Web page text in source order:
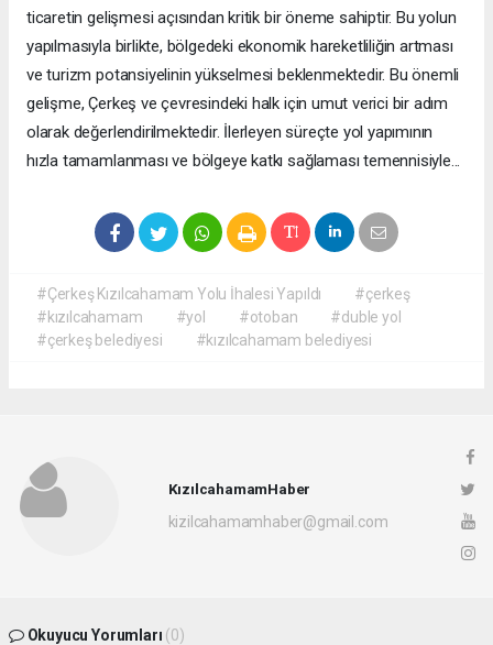
ticaretin gelişmesi açısından kritik bir öneme sahiptir. Bu yolun
yapılmasıyla birlikte, bölgedeki ekonomik hareketliliğin artması
ve turizm potansiyelinin yükselmesi beklenmektedir. Bu önemli
gelişme, Çerkeş ve çevresindeki halk için umut verici bir adım
olarak değerlendirilmektedir. İlerleyen süreçte yol yapımının
hızla tamamlanması ve bölgeye katkı sağlaması temennisiyle...
#Çerkeş Kızılcahamam Yolu İhalesi Yapıldı
#çerkeş
#kızılcahamam
#yol #otoban
#duble yol
#çerkeş belediyesi
#kızılcahamam belediyesi
KızılcahamamHaber
kizilcahamamhaber@gmail.com
Okuyucu Yorumları (0)